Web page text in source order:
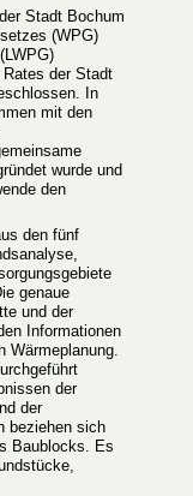
Stadt Bochum
(WPG)
der Stadt
In
mit den
wurde und
den
den fünf
genaue
und der
Informationen
Wärmeplanung.
der
der
beziehen sich
Baublocks. Es